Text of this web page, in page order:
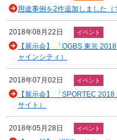
用途事例を2件追加しました（
2018年08月22日 イベント
【展示会】 「OGBS 東京
ャインシティ）
2018年07月02日 イベント
【展示会】 「SPORTEC
サイト）
2018年05月28日 イベント